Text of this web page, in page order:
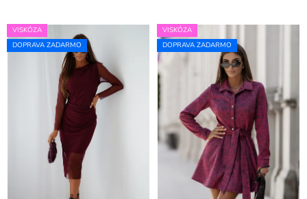
VISKÓZA
DOPRAVA ZADARMO
VISKÓZA
DOPRAVA ZADARMO